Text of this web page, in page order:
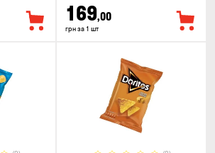
169,00
грн за 1 шт